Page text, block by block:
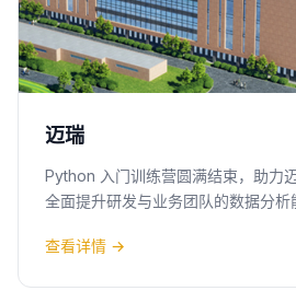
迈瑞
Python 入门训练营圆满结束，助力
全面提升研发与业务团队的数据分析
查看详情 →